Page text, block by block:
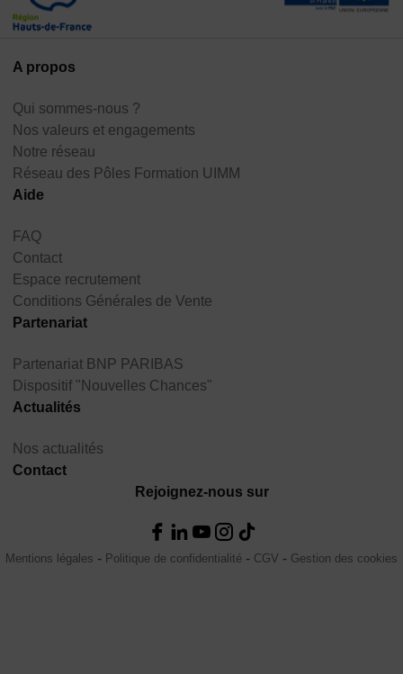
A propos
Qui sommes-nous ?
Nos valeurs et engagements
Notre réseau
Réseau des Pôles Formation UIMM
Aide
FAQ
Contact
Espace recrutement
Conditions Générales de Vente
Partenariat
Partenariat BNP PARIBAS
Dispositif "Nouvelles Chances"
Actualités
Nos actualités
Contact
Rejoignez-nous sur
Mentions légales Politique de confidentialité CGV Gestion des cookies